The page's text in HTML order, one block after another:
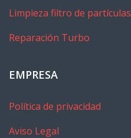
Limpieza filtro de partículas
Reparación Turbo
EMPRESA
Política de privacidad
Aviso Legal